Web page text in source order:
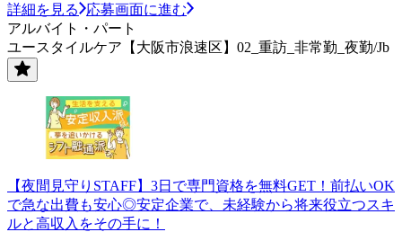
詳細を見る
応募画面に進む
アルバイト・パート
ユースタイルケア【大阪市浪速区】02_重訪_非常勤_夜勤/Jb
【夜間見守りSTAFF】3日で専門資格を無料GET！前払いOK
で急な出費も安心◎安定企業で、未経験から将来役立つスキ
ルと高収入をその手に！